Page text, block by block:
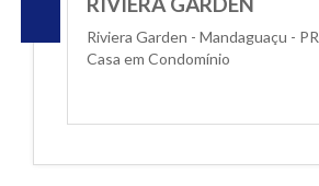
Riviera Garden - Mandaguaçu - PR
Casa em Condomínio